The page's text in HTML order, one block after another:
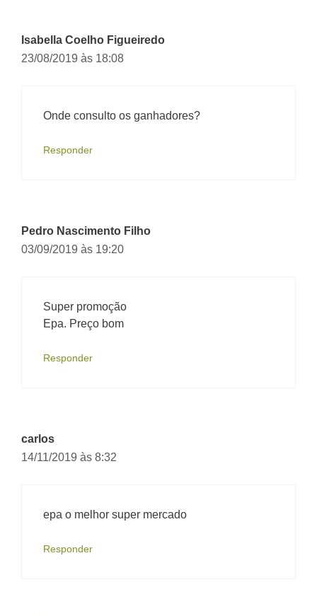
Isabella Coelho Figueiredo
23/08/2019 às 18:08
Onde consulto os ganhadores?
Responder
Pedro Nascimento Filho
03/09/2019 às 19:20
Super promoção
Epa. Preço bom
Responder
carlos
14/11/2019 às 8:32
epa o melhor super mercado
Responder